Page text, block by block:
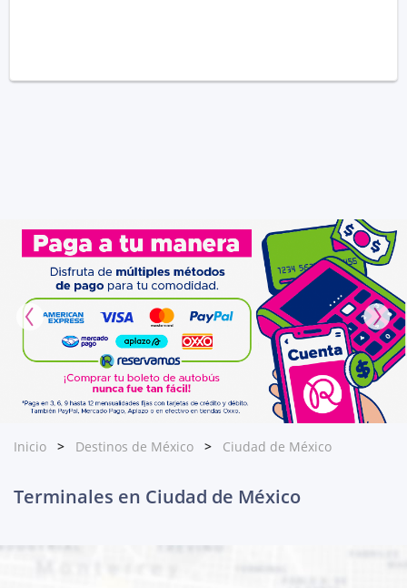
Inicio Destinos de México Ciudad de México
Terminales en Ciudad de México